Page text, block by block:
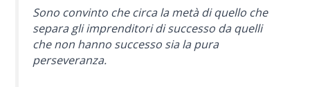
Sono convinto che circa la metà di quello che
separa gli imprenditori di successo da quelli
che non hanno successo sia la pura
perseveranza.